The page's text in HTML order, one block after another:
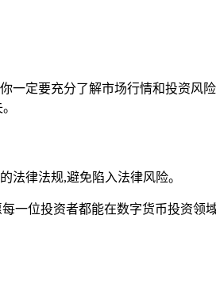
一定要充分了解市场行情和投资风
法律法规,避免陷入法律风险。
一位投资者都能在数字货币投资领